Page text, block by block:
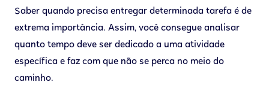
Saber quando precisa entregar determinada tarefa é de
extrema importância. Assim, você consegue analisar
quanto tempo deve ser dedicado a uma atividade
específica e faz com que não se perca no meio do
caminho.